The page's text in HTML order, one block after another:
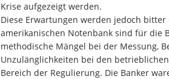
Krise aufgezeigt werden.
Diese Erwartungen werden jedoch
amerikanischen Notenbank sind für die
methodische Mängel bei der Messung,
Unzulänglichkeiten bei den
Bereich der Regulierung. Die Banker